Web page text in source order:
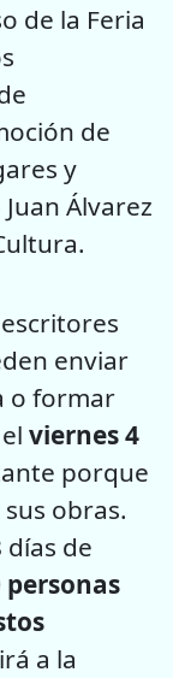
de la Feria
de
y
Álvarez
enviar
o formar
viernes 4
porque
obras.
días de
personas
a la